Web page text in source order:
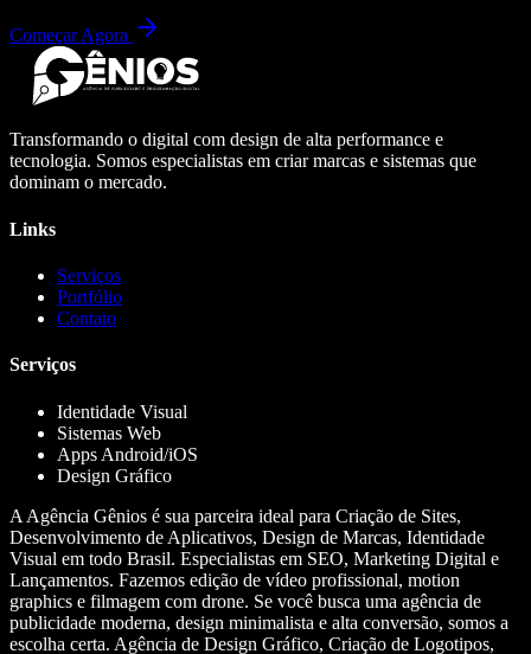
Começar Agora
Transformando o digital com design de alta performance e
tecnologia. Somos especialistas em criar marcas e sistemas que
dominam o mercado.
Links
Serviços
Portfólio
Contato
Serviços
Identidade Visual
Sistemas Web
Apps Android/iOS
Design Gráfico
A Agência Gênios é sua parceira ideal para Criação de Sites,
Desenvolvimento de Aplicativos, Design de Marcas, Identidade
Visual em todo Brasil. Especialistas em SEO, Marketing Digital e
Lançamentos. Fazemos edição de vídeo profissional, motion
graphics e filmagem com drone. Se você busca uma agência de
publicidade moderna, design minimalista e alta conversão, somos a
escolha certa. Agência de Design Gráfico, Criação de Logotipos,